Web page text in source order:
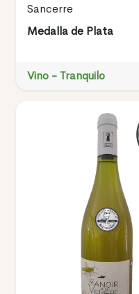
Sancerre
Medalla de Plata
Vino - Tranquilo